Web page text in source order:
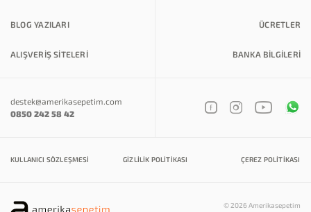
BLOG YAZILARI ÜCRETLER
ALIŞVERİŞ SİTELERİ BANKA BILGILERI
destek@amerikasepetim.com
0850 242 58 42
KULLANICI SÖZLEŞMESI GIZLILIK POLITIKASI ÇEREZ POLITIKASI
© 2026 Amerikasepetim